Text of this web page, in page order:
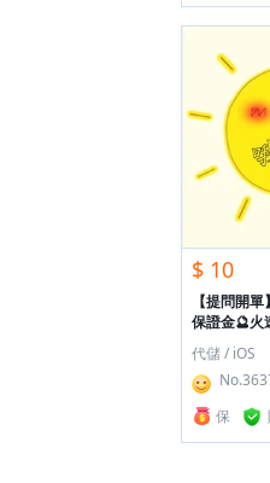
$ 10
【提問開單】
保證金🔮火
問立即回
代儲 / iOS
保